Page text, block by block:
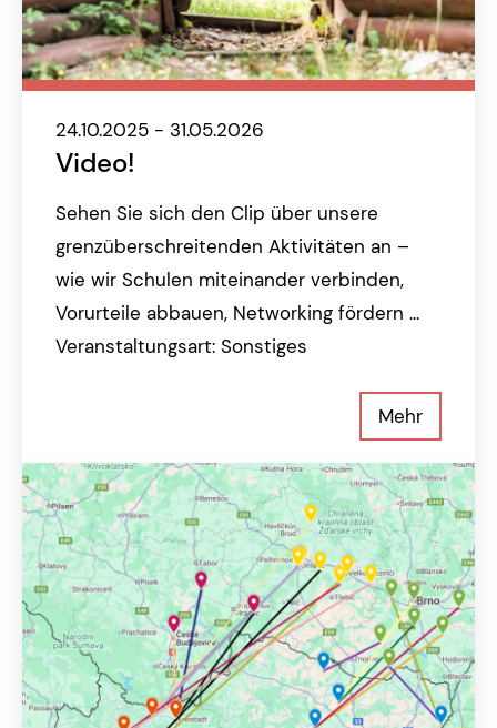
24.10.2025 - 31.05.2026
Video!
Sehen Sie sich den Clip über unsere
grenzüberschreitenden Aktivitäten an –
wie wir Schulen miteinander verbinden,
Vorurteile abbauen, Networking fördern ...
Veranstaltungsart: Sonstiges
Mehr